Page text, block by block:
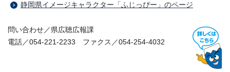
静岡県イメージキャラクター「ふじっぴー」のページ
問い合わせ／県広聴広報課
電話／054-221-2233 ファクス／054-254-4032